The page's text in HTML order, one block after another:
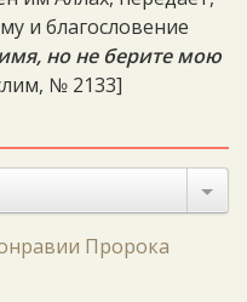
и благословение
но не берите мою
№ 2133]
Пророка